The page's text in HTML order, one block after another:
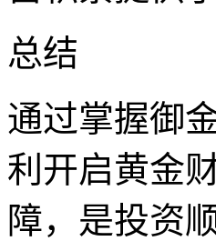
总结
通过掌握御
利开启黄金
障，是投资